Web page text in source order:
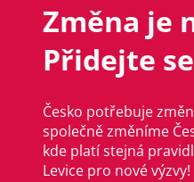
Změna je
Přidejte
Česko potřebuje
společně změníme
kde platí stejná
Levice pro nové výzvy!